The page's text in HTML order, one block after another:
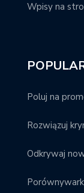
Wpisy na
Poluj na
Rozwiązuj
Odkrywaj